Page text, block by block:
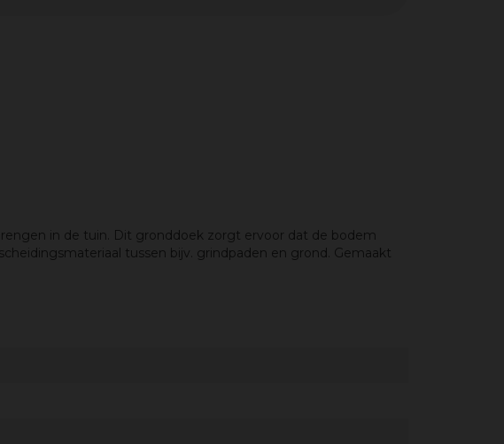
in de tuin. Dit gronddoek zorgt ervoor dat de bodem
tussen bijv. grindpaden en grond. Gemaakt